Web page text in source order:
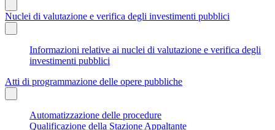
Nuclei di valutazione e verifica degli investimenti pubblici
Informazioni relative ai nuclei di valutazione e verifica degli
investimenti pubblici
Atti di programmazione delle opere pubbliche
Automatizzazione delle procedure
Qualificazione della Stazione Appaltante